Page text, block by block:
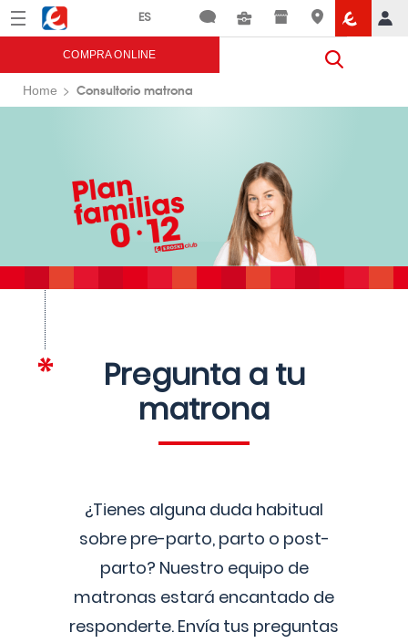
Menú Eroski
COMPRA ONLINE
Home Consultorio matrona
Pregunta a tu
matrona
¿Tienes alguna duda habitual
sobre pre-parto, parto o post-
parto? Nuestro equipo de
matronas estará encantado de
responderte. Envía tus preguntas